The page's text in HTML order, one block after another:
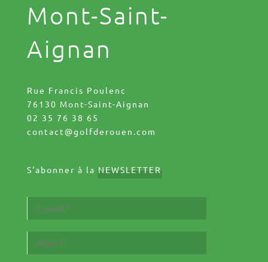
Mont-Saint-
Aignan
Rue Francis Poulenc
76130 Mont-Saint-Aignan
02 35 76 38 65
contact@golfderouen.com
S'abonner à la NEWSLETTER